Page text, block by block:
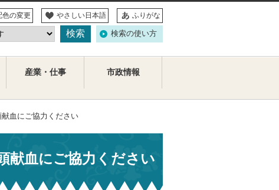
色の変更 やさしい日本語 ふりがな
検索の使い方
産業・仕事 市政情報
血にご協力ください
献血にご協力ください